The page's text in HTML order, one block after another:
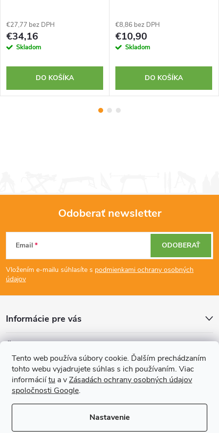
Tento web používa súbory cookie. Ďalším prechádzaním
tohto webu vyjadrujete súhlas s ich používaním. Viac
informáciítu a vZásadách ochrany osobných údajov
spoločnosti Google.
Nastavenie
€27,77 bez DPH
€34,16
Skladom
DO KOŠÍKA
€8,86 bez DPH
€10,90
Skladom
DO KOŠÍKA
Z
á
p
ä
t
Odoberať newsletter
Email
Vložením e-mailu súhlasíte s podmienkami ochrany osobných
údajov
ODOBERAŤ
Informácie pre vás
Prijímame online platby